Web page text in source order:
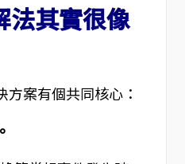
其實很像
案有個共同核心：